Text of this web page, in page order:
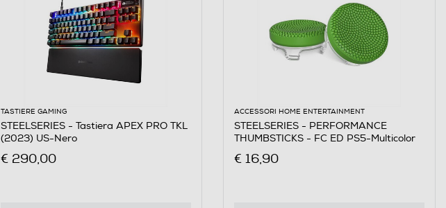
TASTIERE GAMING
STEELSERIES - Tastiera APEX PRO TKL
(2023) US-Nero
€ 290,00
ACCESSORI HOME ENTERTAINMENT
STEELSERIES - PERFORMANCE
THUMBSTICKS - FC ED PS5-Multicolor
€ 16,90